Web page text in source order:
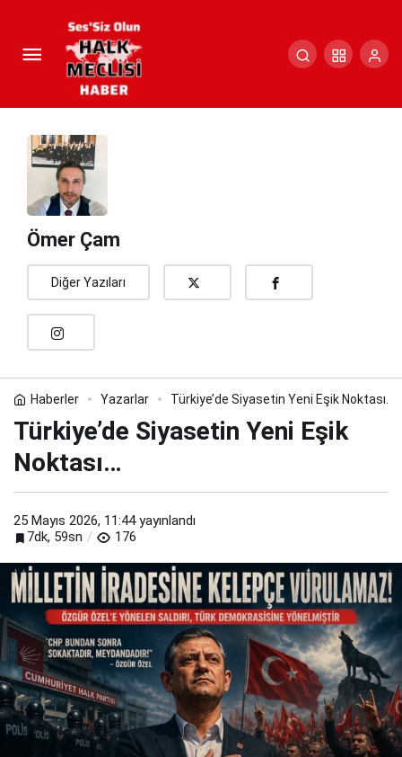
Ömer Çam
Diğer Yazıları
Haberler Yazarlar Türkiye’de Siyasetin Yeni Eşik Noktası…
Türkiye’de Siyasetin Yeni Eşik
Noktası…
25 Mayıs 2026, 11:44yayınlandı
7dk, 59sn
176
Türkiye’de Siyasetin Yeni Eşik
Noktası…
Yorum Yap